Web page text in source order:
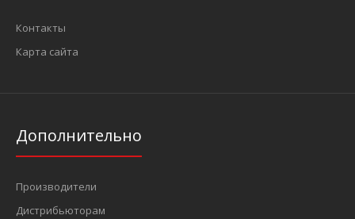
Контакты
Карта сайта
Дополнительно
Производители
Дистрибьюторам